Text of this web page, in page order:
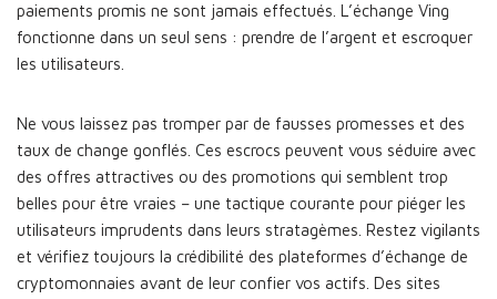
paiements promis ne sont jamais effectués. L’échange Ving
fonctionne dans un seul sens : prendre de l’argent et escroquer
les utilisateurs.
Ne vous laissez pas tromper par de fausses promesses et des
taux de change gonflés. Ces escrocs peuvent vous séduire avec
des offres attractives ou des promotions qui semblent trop
belles pour être vraies – une tactique courante pour piéger les
utilisateurs imprudents dans leurs stratagèmes. Restez vigilants
et vérifiez toujours la crédibilité des plateformes d’échange de
cryptomonnaies avant de leur confier vos actifs. Des sites